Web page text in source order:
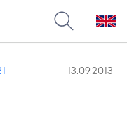
13.09.2013